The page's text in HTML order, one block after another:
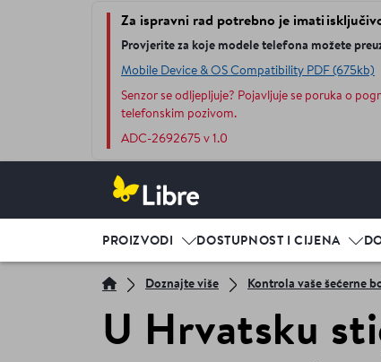
Za ispravni rad potrebno je imati
Provjerite za koje modele telefona možete
Mobile Device & OS Compatibility PDF (675kb)
Senzor se odljepljuje? Pojavljuje se poruka o
telefonskim pozivom.
ADC-2692675 v 1.0
PROIZVODI DOSTUPNOST I CIJENA
Doznajte više Kontrola vaše šećerne
U Hrvatsku